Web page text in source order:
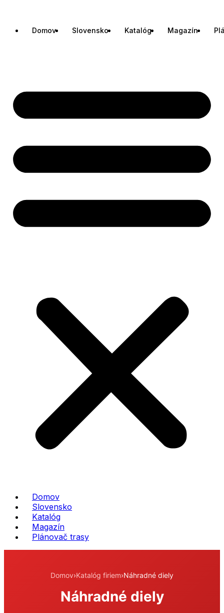
Domov Slovensko Katalóg Magazín
Domov
Slovensko
Katalóg
Magazín
Plánovač trasy
Domov›Katalóg firiem›Náhradné diely
Náhradné diely